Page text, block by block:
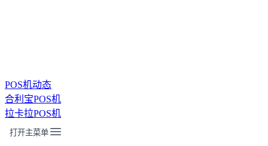
POS机动态
合利宝POS机
拉卡拉POS机
打开主菜单